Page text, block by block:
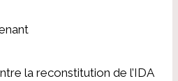
la reconstitution de l’IDA